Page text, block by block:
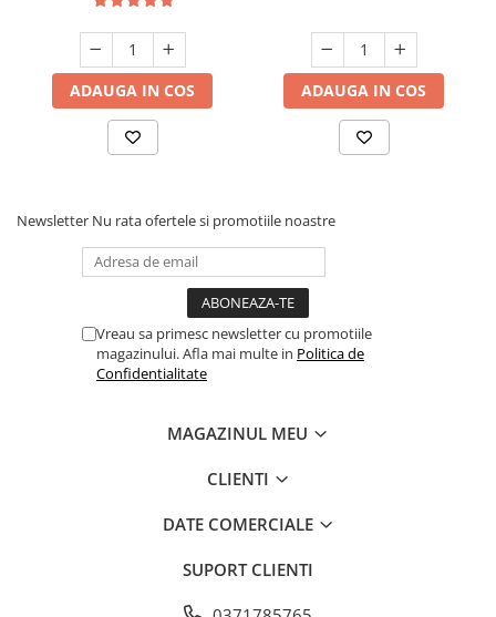
ADAUGA IN COS ADAUGA IN COS
Newsletter Nu rata ofertele si promotiile noastre
Vreau sa primesc newsletter cu promotiile
magazinului. Afla mai multe in Politica de
Confidentialitate
MAGAZINUL MEU
CLIENTI
DATE COMERCIALE
SUPORT CLIENTI